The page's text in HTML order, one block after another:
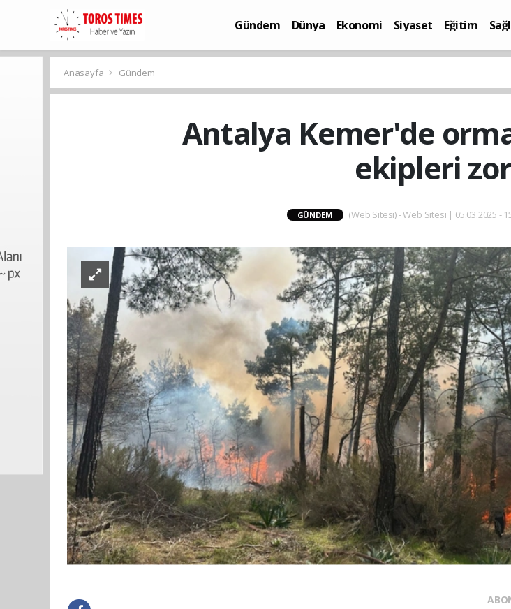
Gündem Dünya Ekonomi Siyaset Eğitim
Anasayfa Gündem
Antalya Kemer'de
ekipleri
GÜNDEM (Web Sitesi) - Web Sitesi | 05.03.2025 -